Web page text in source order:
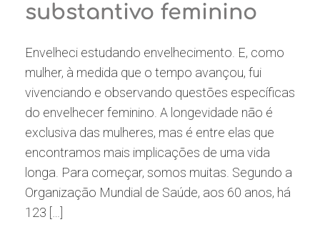
substantivo feminino
Envelheci estudando envelhecimento. E, como
mulher, à medida que o tempo avançou, fui
vivenciando e observando questões específicas
do envelhecer feminino. A longevidade não é
exclusiva das mulheres, mas é entre elas que
encontramos mais implicações de uma vida
longa. Para começar, somos muitas. Segundo a
Organização Mundial de Saúde, aos 60 anos, há
123 […]